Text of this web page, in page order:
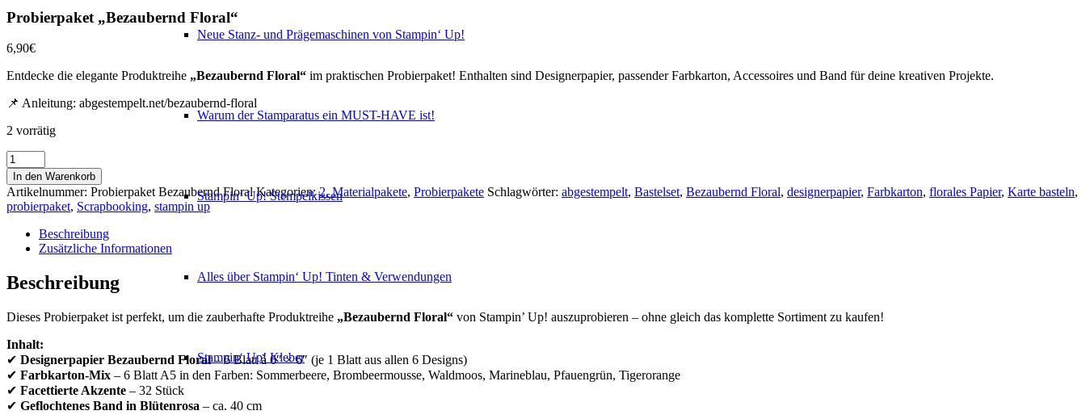
Neue Stanz- und Prägemaschinen von Stampin‘ Up!
Warum der Stamparatus ein MUST-HAVE ist!
Stampin‘ Up! Stempelkissen
Alles über Stampin‘ Up! Tinten & Verwendungen
Stampin‘ Up! Kleber
Probierpaket „Bezaubernd Floral“
6,90€
Entdecke die elegante Produktreihe „Bezaubernd Floral“ im praktischen Probierpaket! Enthalten sind Designerpapier, passender Farbkarton, Accessoires und Band für deine kreativen Projekte.
📌 Anleitung: abgestempelt.net/bezaubernd-floral
2 vorrätig
Probierpaket
„Bezaubernd
Floral"
Menge
In den Warenkorb
Artikelnummer: Probierpaket Bezaubernd Floral Kategorien:2. Materialpakete, Probierpakete Schlagwörter: abgestempelt, Bastelset, Bezaubernd Floral, designerpapier, Farbkarton, florales Papier, Karte basteln,
probierpaket, Scrapbooking, stampin up
Beschreibung
Zusätzliche Informationen
Beschreibung
Dieses Probierpaket ist perfekt, um die zauberhafte Produktreihe „Bezaubernd Floral“ von Stampin’ Up! auszuprobieren – ohne gleich das komplette Sortiment zu kaufen!
Inhalt:
✔ Designerpapier Bezaubernd Floral– 6 Blatt à 6″ × 6″ (je 1 Blatt aus allen 6 Designs)
✔ Farbkarton-Mix – 6 Blatt A5 in den Farben: Sommerbeere, Brombeermousse, Waldmoos, Marineblau, Pfauengrün, Tigerorange
✔ Facettierte Akzente – 32 Stück
✔ Geflochtenes Band in Blütenrosa – ca. 40 cm